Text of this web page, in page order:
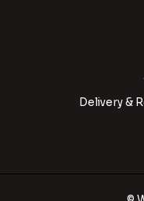
Delivery &